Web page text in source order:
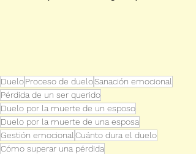
DueloProceso de dueloSanación emocional
Pérdida de un ser querido
Duelo por la muerte de un esposo
Duelo por la muerte de una esposa
Gestión emocional Cuánto dura el duelo
Cómo superar una pérdida